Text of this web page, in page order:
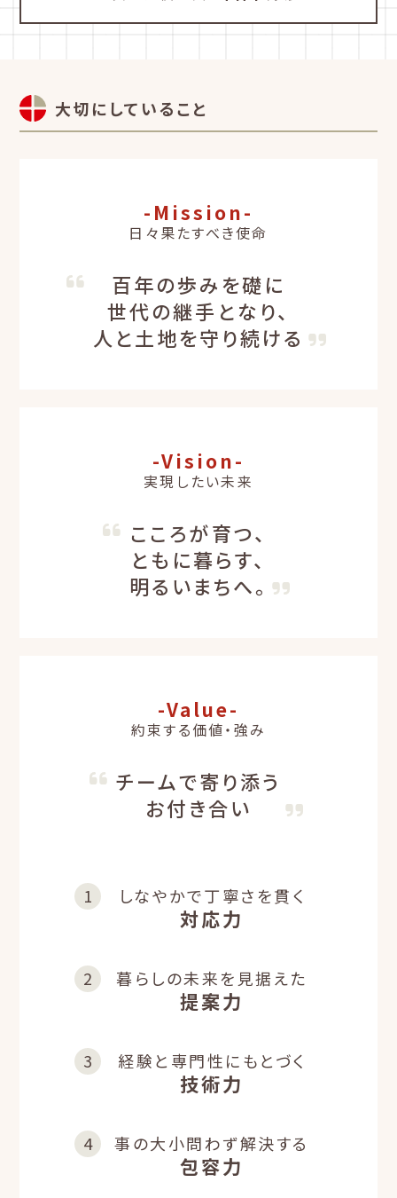
大切にしていること
-Mission-
日々果たすべき使命
百年の歩みを礎に
世代の継手となり、
人と土地を守り続ける
-Vision-
実現したい未来
こころが育つ、
ともに暮らす、
明るいまちへ。
-Value-
約束する価値・強み
チームで寄り添う
お付き合い
しなやかで丁寧さを貫く
対応力
暮らしの未来を 見据えた
提案力
経験と 専門性にもとづく
技術力
事の大小問わず解決する
包容力